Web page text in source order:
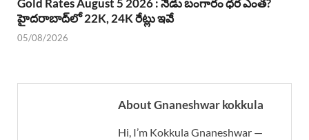
Gold Rates August 5 2026 : నేడు బంగారం ధర ఎంత?
హైదరాబాద్‌లో 22K, 24K రేట్లు ఇవే
05/08/2026
About Gnaneshwar kokkula
Hi, I’m Kokkula Gnaneshwar —